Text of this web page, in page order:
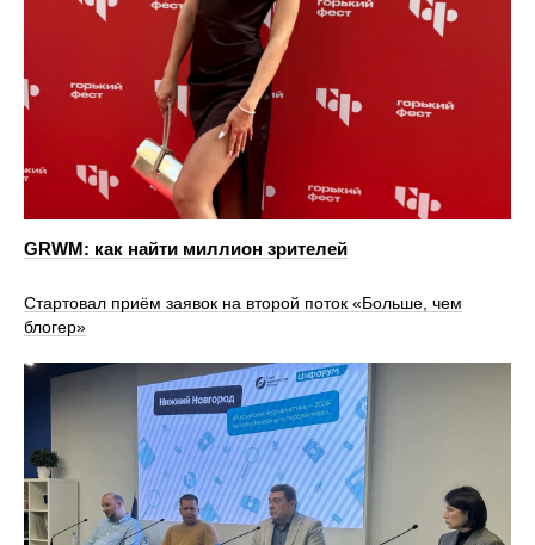
GRWM: как найти миллион зрителей
Стартовал приём заявок на второй поток «Больше, чем
блогер»